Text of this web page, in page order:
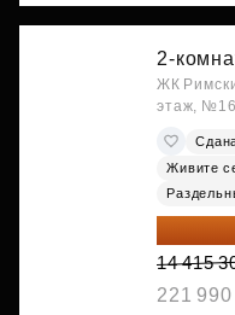
2-
ЖК
этаж,
Живите
11 388
14 415
221 990